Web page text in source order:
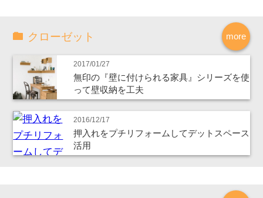
more
クローゼット
2017/01/27
無印の『壁に付けられる家具』シリーズを使
って壁収納を工夫
2016/12/17
押入れをプチリフォームしてデットスペース
活用